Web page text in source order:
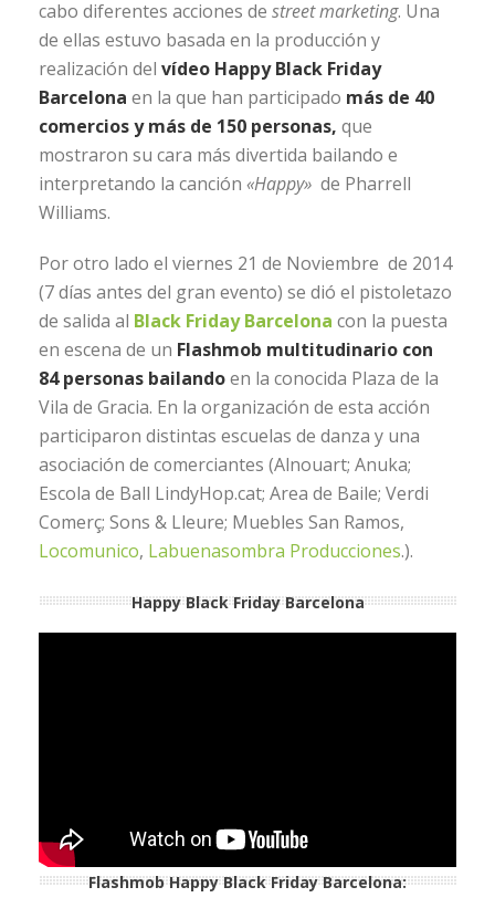
cabo diferentes acciones de street marketing. Una
de ellas estuvo basada en la producción y
realización del vídeo Happy Black Friday
Barcelona en la que han participado más de 40
comercios y más de 150 personas, que
mostraron su cara más divertida bailando e
interpretando la canción «Happy» de Pharrell
Williams.
Por otro lado el viernes 21 de Noviembre de 2014
(7 días antes del gran evento) se dió el pistoletazo
de salida al Black Friday Barcelona con la puesta
en escena de un Flashmob multitudinario con
84 personas bailandoen la conocida Plaza de la
Vila de Gracia. En la organización de esta acción
participaron distintas escuelas de danza y una
asociación de comerciantes (Alnouart; Anuka;
Escola de Ball LindyHop.cat; Area de Baile; Verdi
Comerç; Sons & Lleure; Muebles San Ramos,
Locomunico, Labuenasombra Producciones.).
Happy Black Friday Barcelona
Flashmob Happy Black Friday Barcelona: